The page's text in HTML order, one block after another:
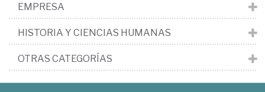
EMPRESA
HISTORIA Y CIENCIAS HUMANAS
OTRAS CATEGORÍAS